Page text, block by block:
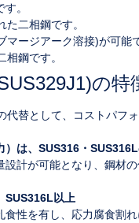
。
た二相鋼です。
マージアーク溶接)が可能
相鋼です。
の特
代替として、コストパフ
）は、SUS316・
設計が可能となり、鋼材
SUS316L以上
食性を有し、応力腐食割